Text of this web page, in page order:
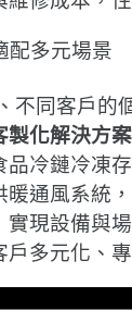
配多元場景
不同客戶的
製化解決方案
品冷鏈冷凍
通風系統
實現設備與
多元化、